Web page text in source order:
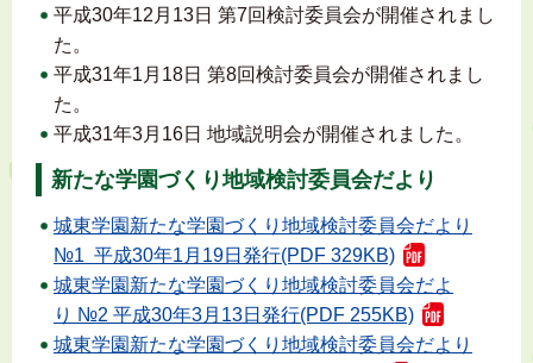
平成30年12月13日 第7回検討委員会が開催されまし
た。
平成31年1月18日 第8回検討委員会が開催されまし
た。
平成31年3月16日 地域説明会が開催されました。
新たな学園づくり地域検討委員会だより
城東学園新たな学園づくり地域検討委員会だより
№1 平成30年1月19日発行(PDF 329KB)
城東学園新たな学園づくり地域検討委員会だよ
り №2 平成30年3月13日発行(PDF 255KB)
城東学園新たな学園づくり地域検討委員会だより